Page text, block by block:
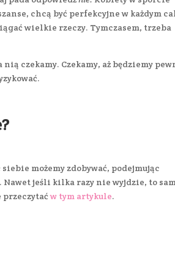
chcą być perfekcyjne w każdym
wielkie rzeczy. Tymczasem, trzeba
czekamy. Czekamy, aż będziemy
możemy zdobywać, podejmując
Nawet jeśli kilka razy nie wyjdzie, to
przeczytaćw tym artykule.